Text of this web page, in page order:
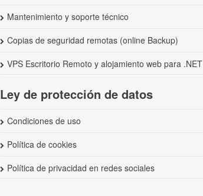
Mantenimiento y soporte técnico
Copias de seguridad remotas (online Backup)
VPS Escritorio Remoto y alojamiento web para .NET
Ley de protección de datos
Condiciones de uso
Política de cookies
Política de privacidad en redes sociales